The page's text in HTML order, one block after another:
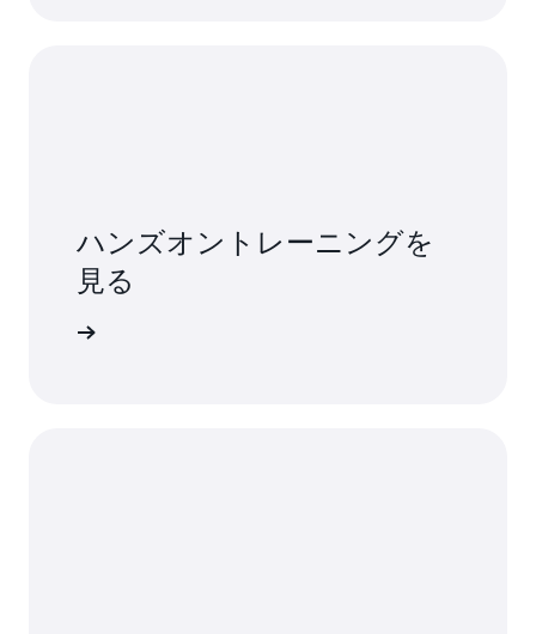
ハンズオントレーニングを
見る